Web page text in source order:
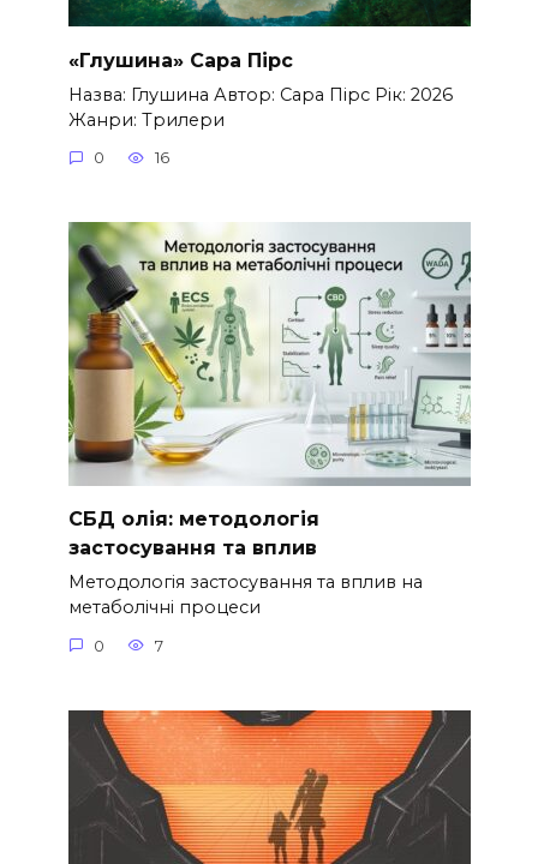
«Глушина» Сара Пірс
Назва: Глушина Автор: Сара Пірс Рік: 2026
Жанри: Трилери
0 16
СБД олія: методологія
застосування та вплив
Методологія застосування та вплив на
метаболічні процеси
0 7